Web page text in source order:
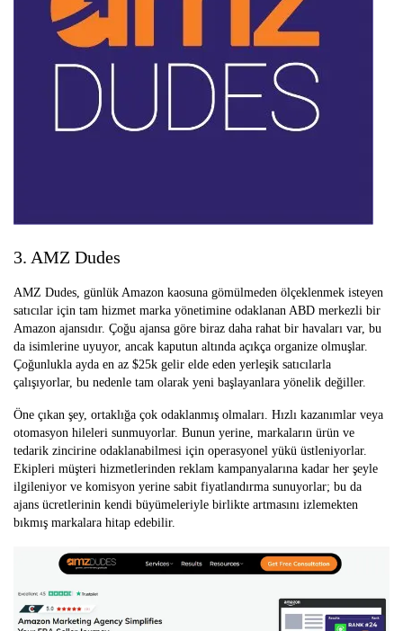
3. AMZ Dudes
AMZ Dudes, günlük Amazon kaosuna gömülmeden ölçeklenmek isteyen
satıcılar için tam hizmet marka yönetimine odaklanan ABD merkezli bir
Amazon ajansıdır. Çoğu ajansa göre biraz daha rahat bir havaları var, bu
da isimlerine uyuyor, ancak kaputun altında açıkça organize olmuşlar.
Çoğunlukla ayda en az $25k gelir elde eden yerleşik satıcılarla
çalışıyorlar, bu nedenle tam olarak yeni başlayanlara yönelik değiller.
Öne çıkan şey, ortaklığa çok odaklanmış olmaları. Hızlı kazanımlar veya
otomasyon hileleri sunmuyorlar. Bunun yerine, markaların ürün ve
tedarik zincirine odaklanabilmesi için operasyonel yükü üstleniyorlar.
Ekipleri müşteri hizmetlerinden reklam kampanyalarına kadar her şeyle
ilgileniyor ve komisyon yerine sabit fiyatlandırma sunuyorlar; bu da
ajans ücretlerinin kendi büyümeleriyle birlikte artmasını izlemekten
bıkmış markalara hitap edebilir.